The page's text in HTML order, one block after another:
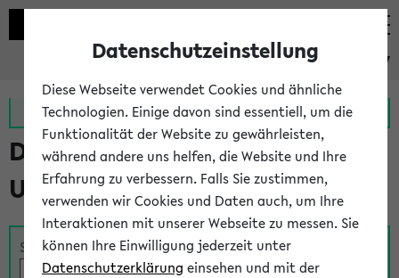
eKVV
Zur MeineUni App Zum MeineUni Portal
Das Lehrangebot der
Universität Bielefeld
Suche
Datenschutzeinstellung
Diese Webseite verwendet Cookies und ähnliche
Technologien. Einige davon sind essentiell, um die
Funktionalität der Website zu gewährleisten,
während andere uns helfen, die Website und Ihre
Erfahrung zu verbessern. Falls Sie zustimmen,
verwenden wir Cookies und Daten auch, um Ihre
Interaktionen mit unserer Webseite zu messen. Sie
können Ihre Einwilligung jederzeit unter
Datenschutzerklärung einsehen und mit der